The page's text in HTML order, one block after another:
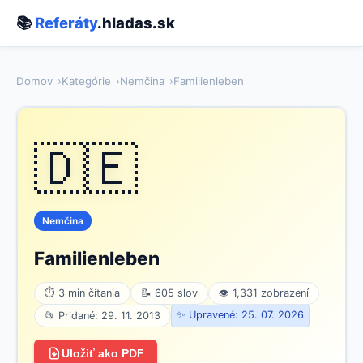
📚Referáty.hladas.sk
Domov Kategórie Nemčina Familienleben
🇩🇪
Nemčina
Familienleben
⏱ 3 min čítania 📝 605 slov
👁 1,331 zobrazení
📂 Pridané: 29. 11. 2013
✨ Upravené: 25. 07. 2026
Uložiť ako PDF